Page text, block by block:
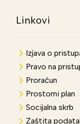
Linkovi
Izjava o
Pravo na
Proračun
Prostorni plan
Socijalna skrb
Zaštita